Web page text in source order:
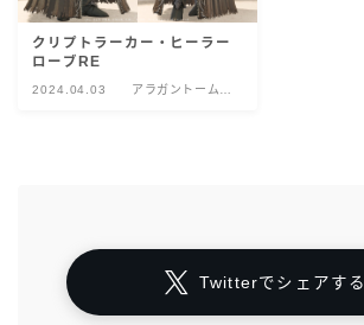
クリプトラーカー・ヒーラー
ローブRE
2024.04.03
アラガントームス
Twitterでシェアする